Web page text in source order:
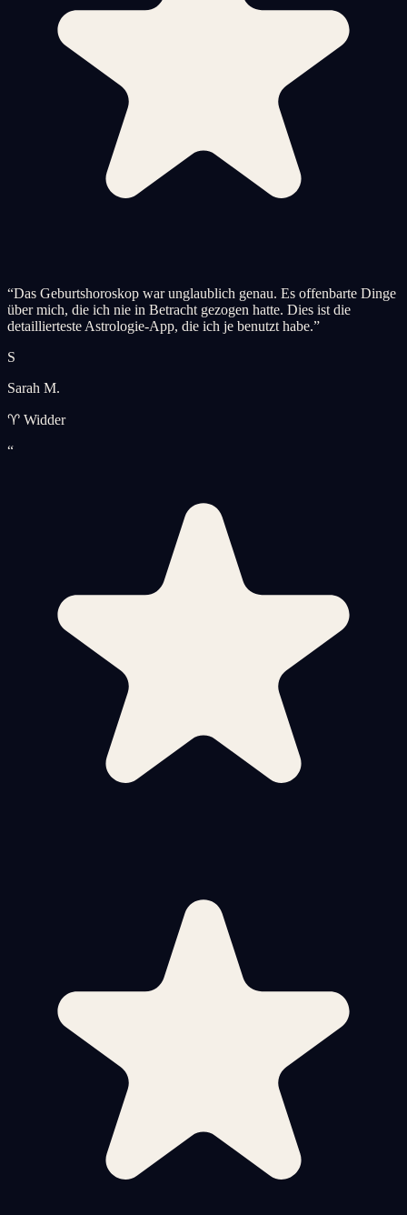
“Das Geburtshoroskop war unglaublich genau. Es offenbarte Dinge
über mich, die ich nie in Betracht gezogen hatte. Dies ist die
detaillierteste Astrologie-App, die ich je benutzt habe.”
S
Sarah M.
♈ Widder
“